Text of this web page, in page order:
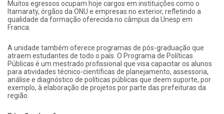
Muitos egressos ocupam hoje cargos em instituições como o
Itamaraty, órgãos da ONU e empresas no exterior, refletindo a
qualidade da formação oferecida no câmpus da Unesp em
Franca.
A unidade também oferece programas de pós-graduação que
atraem estudantes de todo o país. O Programa de Políticas
Públicas é um mestrado profissional que visa capacitar os alunos
para atividades técnico-científicas de planejamento, assessoria,
análise e diagnóstico de políticas públicas que deem suporte, por
exemplo, à elaboração de projetos por parte das prefeituras da
região.